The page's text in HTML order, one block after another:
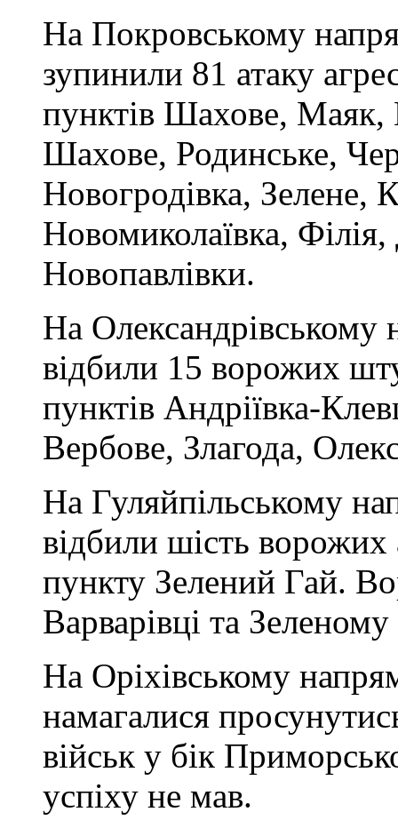
На Покровському
зупинили 81 атаку
пунктів Шахове, Маяк,
Шахове, Родинське,
Новогродівка, Зелене,
Новомиколаївка,
Новопавлівки.
На
відбили 15 ворожих
пунктів Андріївка-
Вербове, Злагода,
На Гуляйпільському
відбили шість ворожих
пункту Зелений Гай.
Варварівці та
На Оріхівському
намагалися
військ у бік
успіху не мав.